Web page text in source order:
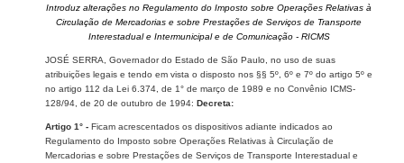
Introduz alterações no Regulamento do Imposto sobre Operações Relativas à
Circulação de Mercadorias e sobre Prestações de Serviços de Transporte
Interestadual e Intermunicipal e de Comunicação - RICMS
JOSÉ SERRA, Governador do Estado de São Paulo, no uso de suas
atribuições legais e tendo em vista o disposto nos §§ 5º, 6º e 7º do artigo 5º e
no artigo 112 da Lei 6.374, de 1° de março de 1989 e no Convênio ICMS-
128/94, de 20 de outubro de 1994: Decreta:
Artigo 1° - Ficam acrescentados os dispositivos adiante indicados ao
Regulamento do Imposto sobre Operações Relativas à Circulação de
Mercadorias e sobre Prestações de Serviços de Transporte Interestadual e